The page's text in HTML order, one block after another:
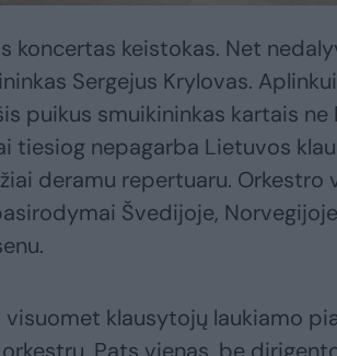
koncertas keistokas. Net
Sergejus Krylovas.
puikus smuikininkas kartais
tiesiog nepagarba Lietuvos
deramu repertuaru. Orkestro
Švedijoje,
klausytojų laukiamo